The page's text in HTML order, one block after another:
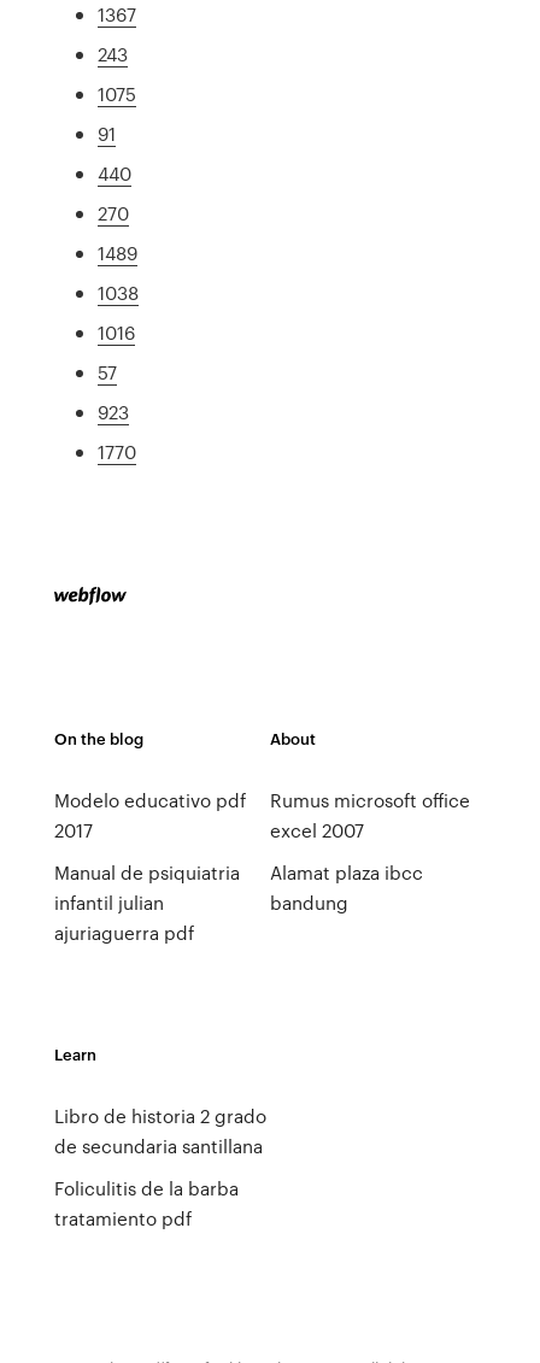
1367
243
1075
91
440
270
1489
1038
1016
57
923
1770
On the blog
Modelo educativo pdf
2017
Manual de psiquiatria
infantil julian
ajuriaguerra pdf
About
Rumus microsoft office
excel 2007
Alamat plaza ibcc
bandung
Learn
Libro de historia 2 grado
de secundaria santillana
Foliculitis de la barba
tratamiento pdf